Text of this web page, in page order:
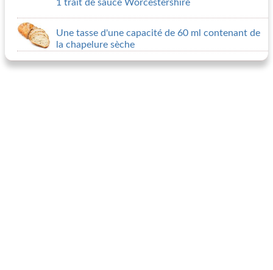
1 trait de sauce Worcestershire
Une tasse d'une capacité de 60 ml contenant de
la chapelure sèche